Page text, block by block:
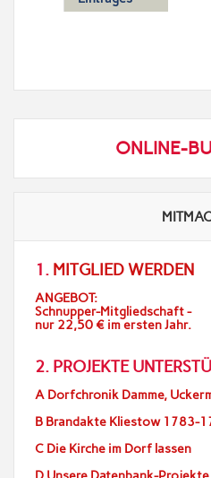
ONLINE-
1. MITGLIED WERDEN
ANGEBOT:
Schnupper-Mitgliedschaft -
nur 22,50 € im ersten Jahr.
2. PROJEKTE
A Dorfchronik Damme,
B Brandakte Kliestow 1783-
C Die Kirche im Dorf lassen